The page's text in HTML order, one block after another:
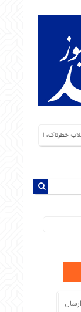
گرسنگان است. من از
ارسال